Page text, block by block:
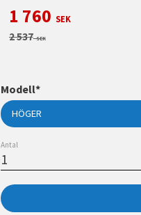
Nedsatt pris:
1 760 SEK
Ordinarie pris:
2 537SEK
Modell*
Antal